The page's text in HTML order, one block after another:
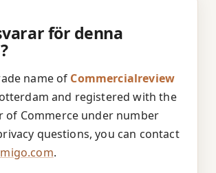
för denna
name of Commercialreview
and registered with the
of Commerce under number
questions, you can contact
.